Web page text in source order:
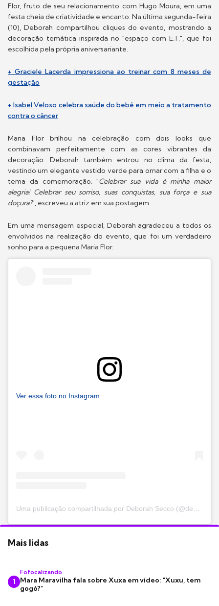
Flor, fruto de seu relacionamento com Hugo Moura, em uma
festa cheia de criatividade e encanto. Na última segunda-feira
(10), Deborah compartilhou cliques do evento, mostrando a
decoração temática inspirada no "espaço com E.T.", que foi
escolhida pela própria aniversariante.
+ Graciele Lacerda impressiona ao treinar com 8 meses de
gestação
+ Isabel Veloso celebra saúde do bebê em meio a tratamento
contra o câncer
Maria Flor brilhou na celebração com dois looks que
combinavam perfeitamente com as cores vibrantes da
decoração. Deborah também entrou no clima da festa,
vestindo um elegante vestido verde para ornar com a filha e o
tema da comemoração. "Celebrar sua vida é minha maior
alegria! Celebrar seu sorriso, suas conquistas, sua força e sua
doçura?", escreveu a atriz em sua postagem.
Em uma mensagem especial, Deborah agradeceu a todos os
envolvidos na realização do evento, que foi um verdadeiro
sonho para a pequena Maria Flor.
Ver essa foto no Instagram
Uma publicação compartilhada por Deborah Secco (@dedesecco)
Mais lidas
1
Fofocalizando
Mara Maravilha fala sobre Xuxa em vídeo: "Xuxu, tem
gogó?"